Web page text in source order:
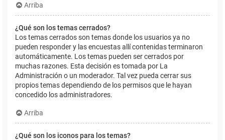
Arriba
¿Qué son los temas cerrados?
Los temas cerrados son temas donde los usuarios ya no
pueden responder y las encuestas allí contenidas terminaron
automáticamente. Los temas pueden ser cerrados por
muchas razones. Esta decisión es tomada por La
Administración o un moderador. Tal vez pueda cerrar sus
propios temas dependiendo de los permisos que le hayan
concedido los administradores.
Arriba
¿Qué son los iconos para los temas?